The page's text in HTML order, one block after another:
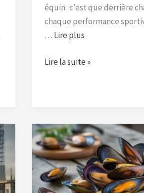
équin : c’est que derrière
chaque performance
… Lire plus
Lire la suite »
Saison
des
moules
:
calendrier,